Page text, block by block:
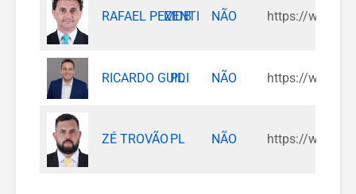
RAFAEL PEZENTI
MDB NÃO https://
RICARDO GUIDI
PL NÃO https://
ZÉ TROVÃO PL NÃO https://